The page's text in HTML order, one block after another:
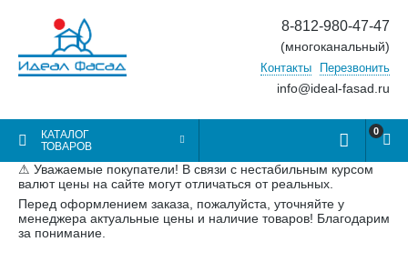
8-812-980-47-47
(многоканальный)
Контакты Перезвонить
info@ideal-fasad.ru
КАТАЛОГ
ТОВАРОВ
0
⚠ Уважаемые покупатели! В связи с нестабильным курсом
валют цены на сайте могут отличаться от реальных.
Перед оформлением заказа, пожалуйста, уточняйте у
менеджера актуальные цены и наличие товаров! Благодарим
за понимание.